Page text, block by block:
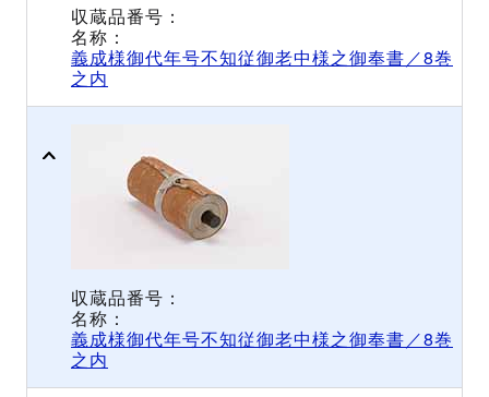
義成様御代年号不知従御老中様之御奉書／8巻
之内
義成様御代年号不知従御老中様之御奉書／8巻
之内